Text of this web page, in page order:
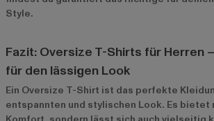
Style.
Fazit: Oversize T-Shirts für Herren
für den lässigen Look
Ein Oversize T-Shirt ist das perfekte
entspannten und stylischen Look. Es bietet